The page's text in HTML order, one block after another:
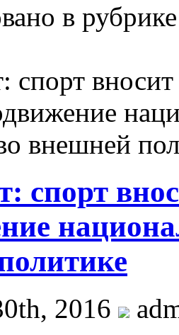
в
спорт
2016